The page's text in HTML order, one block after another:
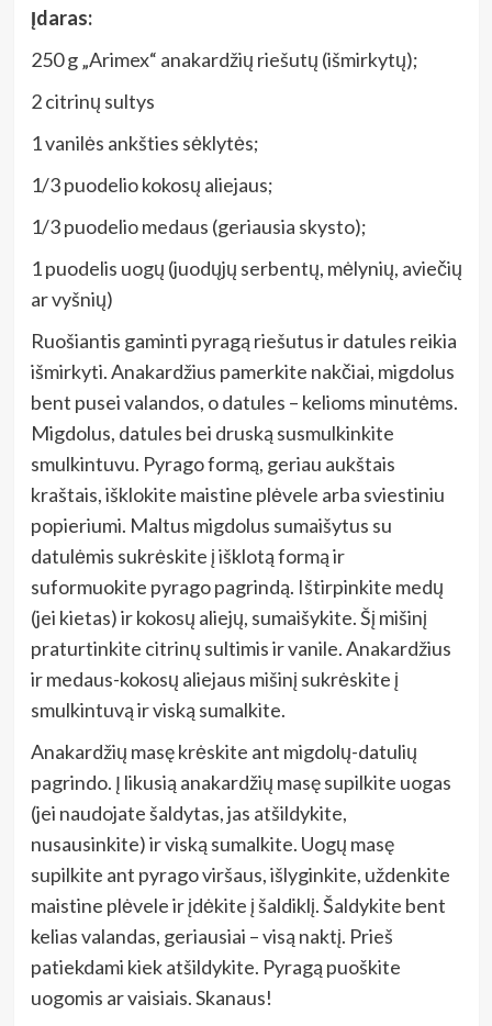
Įdaras:
250 g „Arimex“ anakardžių riešutų (išmirkytų);
2 citrinų sultys
1 vanilės ankšties sėklytės;
1/3 puodelio kokosų aliejaus;
1/3 puodelio medaus (geriausia skysto);
1 puodelis uogų (juodųjų serbentų, mėlynių, aviečių
ar vyšnių)
Ruošiantis gaminti pyragą riešutus ir datules reikia
išmirkyti. Anakardžius pamerkite nakčiai, migdolus
bent pusei valandos, o datules – kelioms minutėms.
Migdolus, datules bei druską susmulkinkite
smulkintuvu. Pyrago formą, geriau aukštais
kraštais, išklokite maistine plėvele arba sviestiniu
popieriumi. Maltus migdolus sumaišytus su
datulėmis sukrėskite į išklotą formą ir
suformuokite pyrago pagrindą. Ištirpinkite medų
(jei kietas) ir kokosų aliejų, sumaišykite. Šį mišinį
praturtinkite citrinų sultimis ir vanile. Anakardžius
ir medaus-kokosų aliejaus mišinį sukrėskite į
smulkintuvą ir viską sumalkite.
Anakardžių masę krėskite ant migdolų-datulių
pagrindo. Į likusią anakardžių masę supilkite uogas
(jei naudojate šaldytas, jas atšildykite,
nusausinkite) ir viską sumalkite. Uogų masę
supilkite ant pyrago viršaus, išlyginkite, uždenkite
maistine plėvele ir įdėkite į šaldiklį. Šaldykite bent
kelias valandas, geriausiai – visą naktį. Prieš
patiekdami kiek atšildykite. Pyragą puoškite
uogomis ar vaisiais. Skanaus!